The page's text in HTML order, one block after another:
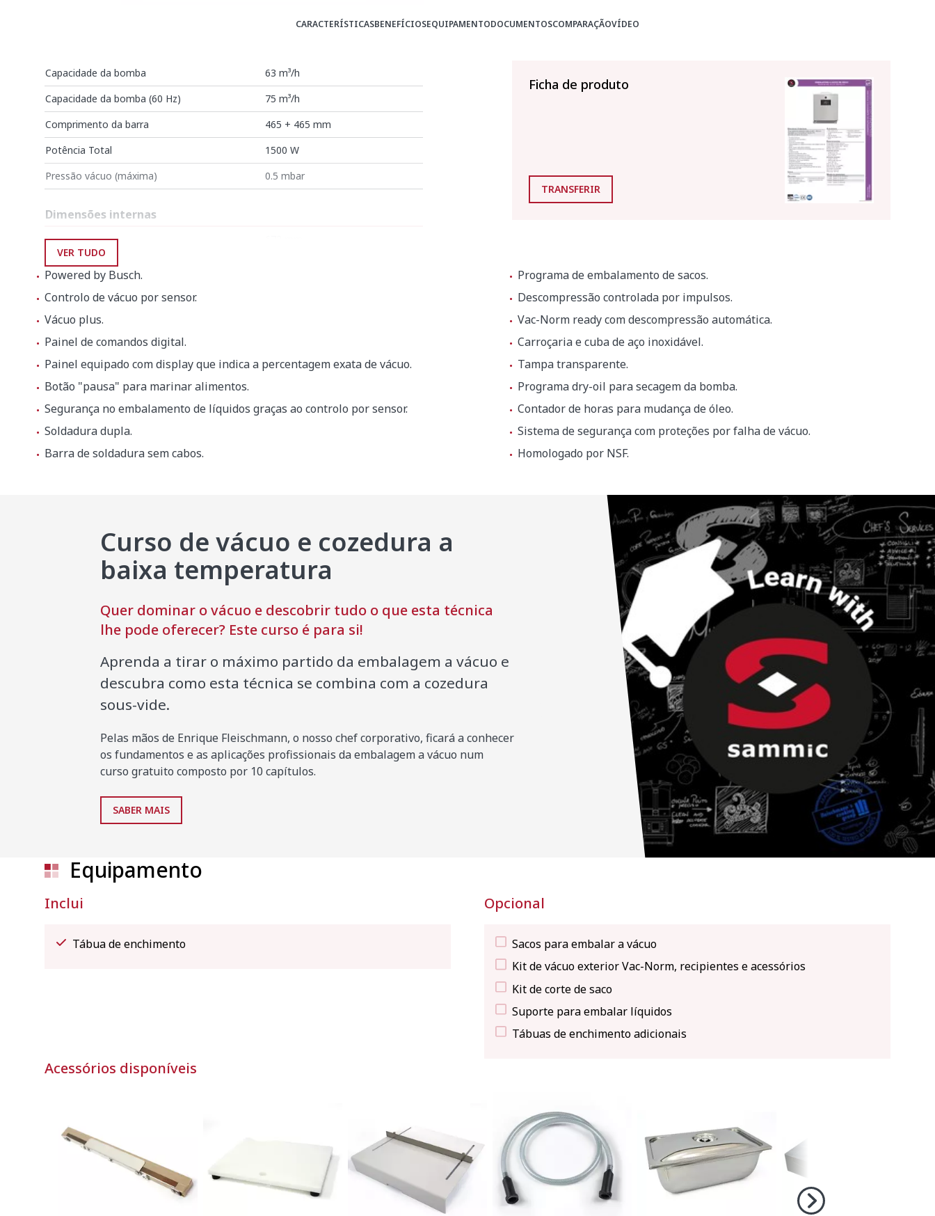
CARACTERÍSTICASBENEFÍCIOSEQUIPAMENTODOCUMENTOSCOMPARAÇÃOVÍDEO
Capacidade da bomba
63 m³/h
Capacidade da bomba (60 Hz)
75 m³/h
Comprimento da barra
465 + 465 mm
Potência Total
1500 W
Pressão vácuo (máxima)
0.5 mbar
Dimensões internas
Largura
Profundidade
Altura
Dimensões exteriores
Profundidade
Altura
997 mm
Peso líquido
Dimensões da embalagem
196.8 kg
VER TUDO
Ficha de produto
TRANSFERIR
Powered by Busch.
Controlo de vácuo por sensor.
Vácuo plus.
Painel de comandos digital.
Painel equipado com display que indica a percentagem exata de vácuo.
Botão "pausa" para marinar alimentos.
Segurança no embalamento de líquidos graças ao controlo por sensor.
Soldadura dupla.
Barra de soldadura sem cabos.
Programa de embalamento de sacos.
Descompressão controlada por impulsos.
Vac-Norm ready com descompressão automática.
Carroçaria e cuba de aço inoxidável.
Tampa transparente.
Programa dry-oil para secagem da bomba.
Contador de horas para mudança de óleo.
Sistema de segurança com proteções por falha de vácuo.
Homologado por NSF.
Curso de vácuo e cozedura a
baixa temperatura
Quer dominar o vácuo e descobrir tudo o que esta técnica
lhe pode oferecer? Este curso é para si!
Aprenda a tirar o máximo partido da embalagem a vácuo e
descubra como esta técnica se combina com a cozedura
sous-vide.
Pelas mãos de Enrique Fleischmann, o nosso chef corporativo, ficará a conhecer
os fundamentos e as aplicações profissionais da embalagem a vácuo num
curso gratuito composto por 10 capítulos.
SABER MAIS
Equipamento
Inclui
Tábua de enchimento
Opcional
Sacos para embalar a vácuo
Kit de vácuo exterior Vac-Norm, recipientes e acessórios
Kit de corte de saco
Suporte para embalar líquidos
Tábuas de enchimento adicionais
Acessórios disponíveis